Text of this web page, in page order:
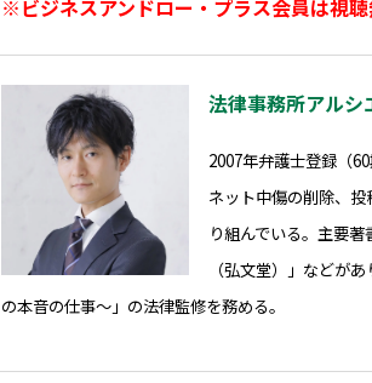
※ビジネスアンドロー・プラス会員は視
法律事務所アル
2007年弁護士登録（
ネット中傷の削除、
り組んでいる。主要
（弘文堂）」などが
の本音の仕事～」の法律監修を務める。